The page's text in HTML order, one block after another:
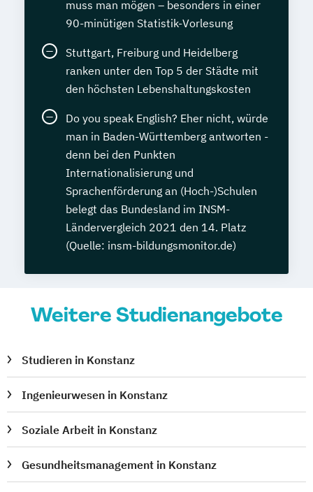
muss man mögen – besonders in einer
90-minütigen Statistik-Vorlesung
Stuttgart, Freiburg und Heidelberg
ranken unter den Top 5 der Städte mit
den höchsten Lebenshaltungskosten
Do you speak English? Eher nicht, würde
man in Baden-Württemberg antworten -
denn bei den Punkten
Internationalisierung und
Sprachenförderung an (Hoch-)Schulen
belegt das Bundesland im INSM-
Ländervergleich 2021 den 14. Platz
(Quelle: insm-bildungsmonitor.de)
Weitere Studienangebote
Studieren in Konstanz
Ingenieurwesen in Konstanz
Soziale Arbeit in Konstanz
Gesundheitsmanagement in Konstanz